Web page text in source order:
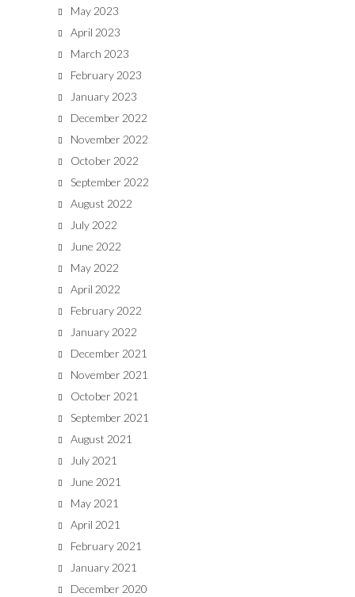
May 2023
April 2023
March 2023
February 2023
January 2023
December 2022
November 2022
October 2022
September 2022
August 2022
July 2022
June 2022
May 2022
April 2022
February 2022
January 2022
December 2021
November 2021
October 2021
September 2021
August 2021
July 2021
June 2021
May 2021
April 2021
February 2021
January 2021
December 2020